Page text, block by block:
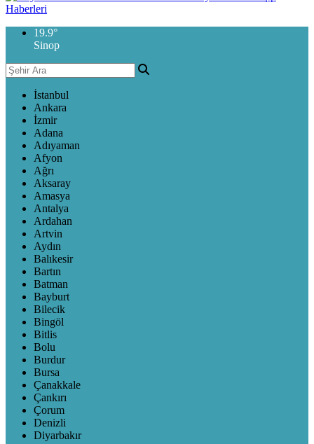
19.9°
Sinop
İstanbul
Ankara
İzmir
Adana
Adıyaman
Afyon
Ağrı
Aksaray
Amasya
Antalya
Ardahan
Artvin
Aydın
Balıkesir
Bartın
Batman
Bayburt
Bilecik
Bingöl
Bitlis
Bolu
Burdur
Bursa
Çanakkale
Çankırı
Çorum
Denizli
Diyarbakır